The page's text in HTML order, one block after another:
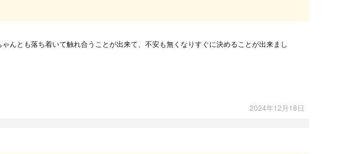
んとも落ち着いて触れ合うことが出来て、不安も無くなりすぐに決めることが出来まし
2024年12月18日